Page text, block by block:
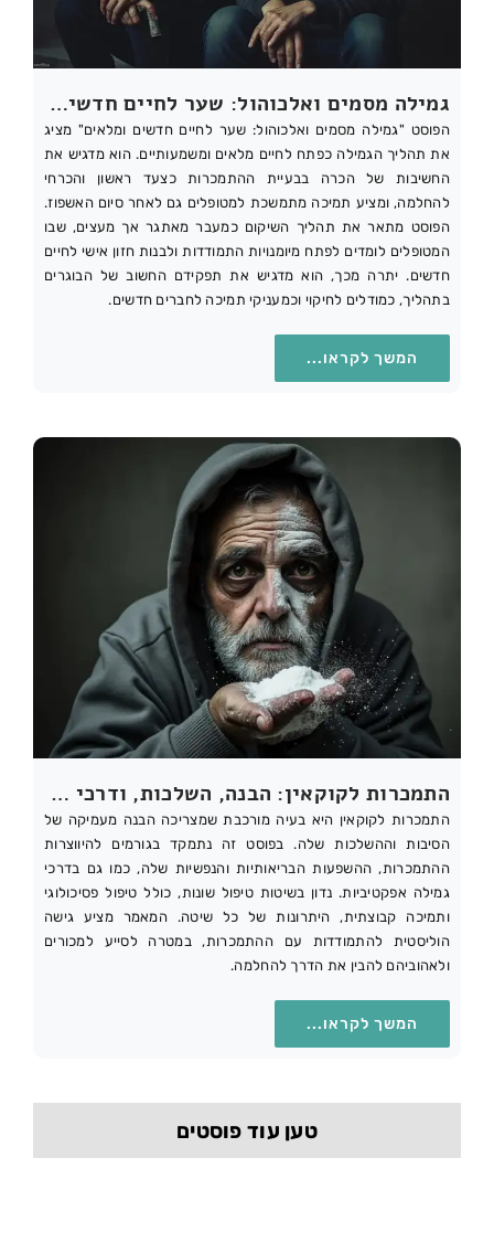
גמילה מסמים ואלכוהול: שער לחיים חדשים ומלאים
הפוסט "גמילה מסמים ואלכוהול: שער לחיים חדשים ומלאים" מציג
את תהליך הגמילה כפתח לחיים מלאים ומשמעותיים. הוא מדגיש את
החשיבות של הכרה בבעיית ההתמכרות כצעד ראשון והכרחי
להחלמה, ומציע תמיכה מתמשכת למטופלים גם לאחר סיום האשפוז.
הפוסט מתאר את תהליך השיקום כמעבר מאתגר אך מעצים, שבו
המטופלים לומדים לפתח מיומנויות התמודדות ולבנות חזון אישי לחיים
חדשים. יתרה מכך, הוא מדגיש את תפקידם החשוב של הבוגרים
בתהליך, כמודלים לחיקוי וכמעניקי תמיכה לחברים חדשים.
המשך לקראו...
התמכרות לקוקאין: הבנה, השלכות, ודרכי גמילה
התמכרות לקוקאין היא בעיה מורכבת שמצריכה הבנה מעמיקה של
הסיבות וההשלכות שלה. בפוסט זה נתמקד בגורמים להיווצרות
ההתמכרות, ההשפעות הבריאותיות והנפשיות שלה, כמו גם בדרכי
גמילה אפקטיביות. נדון בשיטות טיפול שונות, כולל טיפול פסיכולוגי
ותמיכה קבוצתית, היתרונות של כל שיטה. המאמר מציע גישה
הוליסטית להתמודדות עם ההתמכרות, במטרה לסייע למכורים
ולאהוביהם להבין את הדרך להחלמה.
המשך לקראו...
טען עוד פוסטים